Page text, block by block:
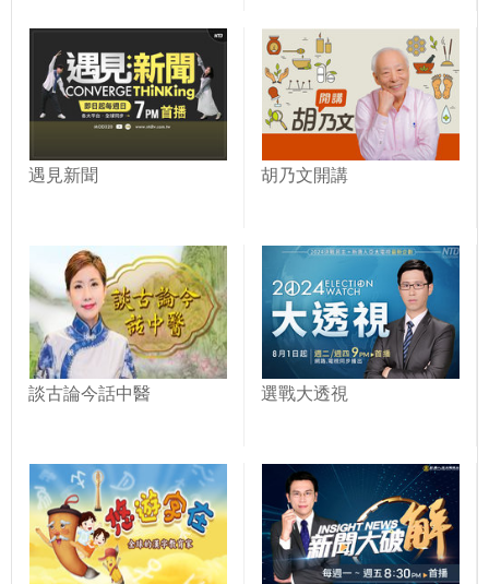
遇見新聞 胡乃文開講
談古論今話中醫 選戰大透視